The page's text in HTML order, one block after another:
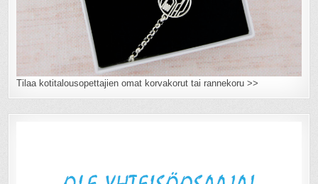
Tilaa kotitalousopettajien omat korvakorut tai rannekoru >>